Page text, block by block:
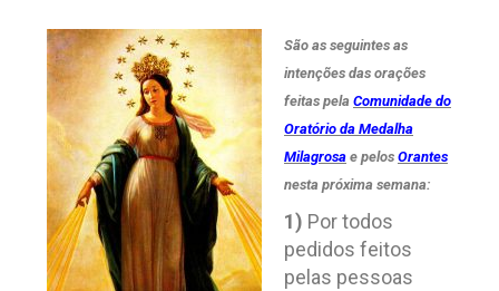
São as seguintes as
intenções das orações
feitas pela Comunidade do
Oratório da Medalha
Milagrosa e pelos Orantes
nesta próxima semana:
1) Por todos
pedidos feitos
pelas pessoas